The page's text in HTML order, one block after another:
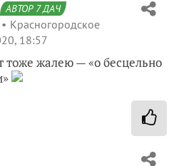
АВТОР 7 ДАЧ
Красногородское
18:57
тоже жалею — «о бесцельно